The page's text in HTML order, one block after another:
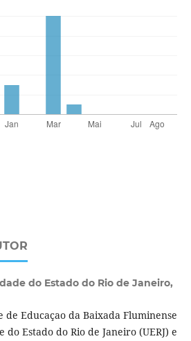
do Estado do Rio de Janeiro,
de Educaçao da Baixada Fluminense
do Estado do Rio de Janeiro (UERJ) e